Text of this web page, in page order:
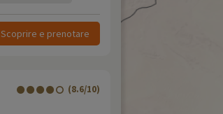
Scoprire e prenotare
(8.6/10)